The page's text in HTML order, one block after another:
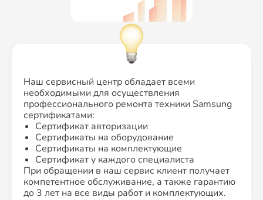
Наш сервисный центр обладает всеми
необходимыми для осуществления
профессионального ремонта техники Samsung
сертификатами:
Сертификат авторизации
Сертификаты на оборудование
Сертификаты на комплектующие
Сертификат у каждого специалиста
При обращении в наш сервис клиент получает
компетентное обслуживание, а также гарантию
до 3 лет на все виды работ и комплектующих.